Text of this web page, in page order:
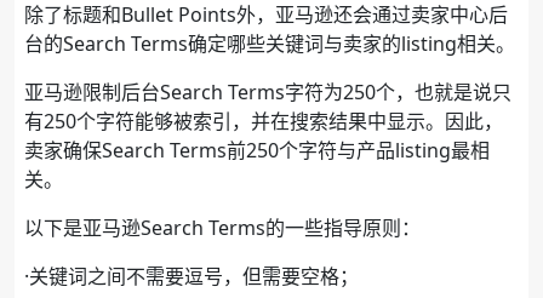
除了标题和Bullet Points外，亚马逊还会通过卖家中心后
台的Search Terms确定哪些关键词与卖家的listing相关。
亚马逊限制后台Search Terms字符为250个，也就是说只
有250个字符能够被索引，并在搜索结果中显示。因此，
卖家确保Search Terms前250个字符与产品listing最相
关。
以下是亚马逊Search Terms的一些指导原则：
·关键词之间不需要逗号，但需要空格；